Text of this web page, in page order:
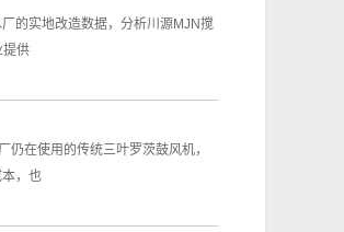
的实地改造数据，分析川源MJN搅
提供
在使用的传统三叶罗茨鼓风机，
，也